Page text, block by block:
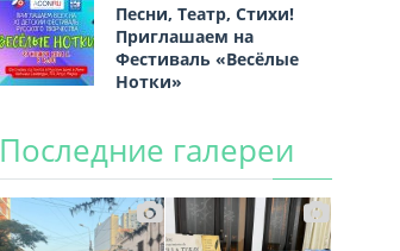
Песни, Театр, Стихи!
Приглашаем на
Фестиваль «Весёлые
Нотки»
Последние галереи